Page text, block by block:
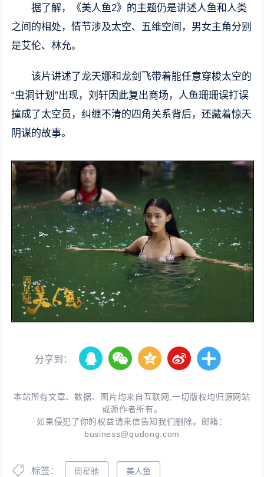
据了解，《美人鱼2》的主题仍是讲述人鱼和人类
之间的相处，情节涉及太空、五维空间，男女主角分别
是艾伦、林允。
该片讲述了龙天娜和龙剑飞带着能任意穿梭太空的
“虫洞计划”出现，刘轩因此复出商场，人鱼珊珊误打误
撞成了太空员，纠缠不清的四角关系背后，还藏着惊天
阴谋的故事。
分享到：
本站所有文章、数据、图片均来自互联网,一切版权均归源网站
或源作者所有。
如果侵犯了你的权益请来信告知我们删除。邮箱：
business@qudong.com
标签： 周星驰 美人鱼